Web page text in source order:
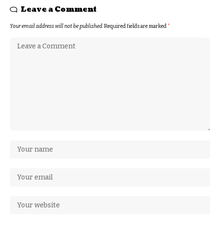
Leave a Comment
Your email address will not be published.Required fields are marked*